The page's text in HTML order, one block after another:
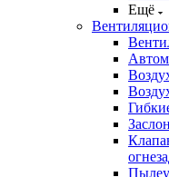
Ещё